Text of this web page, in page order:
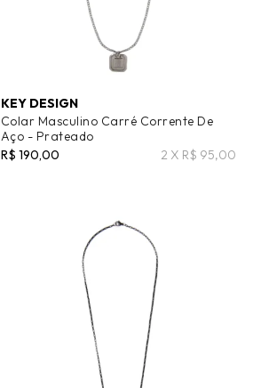
KEY DESIGN
Colar Masculino Carré Corrente De
Aço - Prateado
R$ 190,00
2 X R$ 95,00